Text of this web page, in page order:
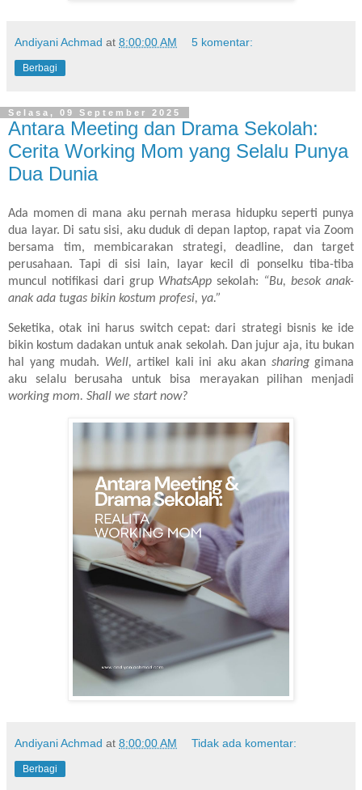
Andiyani Achmad at 8:00:00 AM 5 komentar:
Berbagi
Selasa, 09 September 2025
Antara Meeting dan Drama Sekolah:
Cerita Working Mom yang Selalu Punya
Dua Dunia
Ada momen di mana aku pernah merasa hidupku seperti punya
dua layar. Di satu sisi, aku duduk di depan laptop, rapat via Zoom
bersama tim, membicarakan strategi, deadline, dan target
perusahaan. Tapi di sisi lain, layar kecil di ponselku tiba-tiba
muncul notifikasi dari grup WhatsApp sekolah: “Bu, besok anak-
anak ada tugas bikin kostum profesi, ya.”
Seketika, otak ini harus switch cepat: dari strategi bisnis ke ide
bikin kostum dadakan untuk anak sekolah. Dan jujur aja, itu bukan
hal yang mudah. Well, artikel kali ini aku akan sharinggimana
aku selalu berusaha untuk bisa merayakan pilihan menjadi
working mom. Shall we start now?
Andiyani Achmad at 8:00:00 AM Tidak ada komentar:
Berbagi